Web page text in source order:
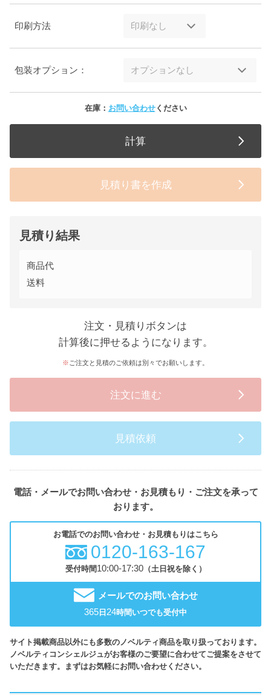
印刷方法
包装オプション：
在庫： お問い合わせください
計算
見積り書を作成
見積り結果
商品代
送料
注文・見積りボタンは
計算後に押せるようになります。
ご注文と見積のご依頼は別々でお願いします。
注文に進む
見積依頼
電話・メールでお問い合わせ・お見積もり・ご注文を承って
おります。
お電話でのお問い合わせ・お見積もりはこちら
0120-163-167
受付時間10:00-17:30（土日祝を除く）
メールでのお問い合わせ
365 日 24時間いつでも受付中
サイト掲載商品以外にも多数のノベルティ商品を取り扱っております。
ノベルティコンシェルジュがお客様のご要望に合わせてご提案をさせて
いただきます。まずはお気軽にお問い合わせください。